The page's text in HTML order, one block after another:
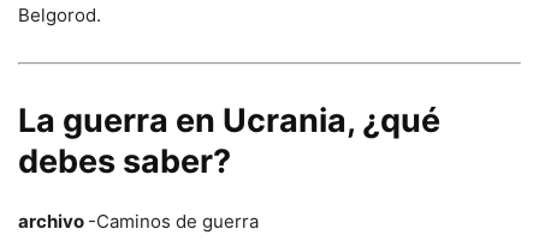
Belgorod.
La guerra en Ucrania, ¿qué
debes saber?
archivo -Caminos de guerra